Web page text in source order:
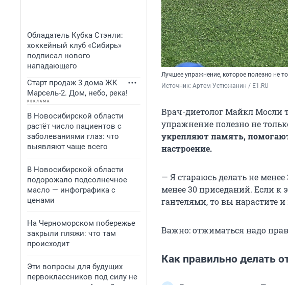
Обладатель Кубка Стэнли:
хоккейный клуб «Сибирь»
подписал нового
нападающего
Старт продаж 3 дома ЖК
Марсель-2. Дом, небо, река!
В Новосибирской области
растёт число пациентов с
заболеваниями глаз: что
выявляют чаще всего
В Новосибирской области
подорожало подсолнечное
масло — инфографика с
ценами
На Черноморском побережье
закрыли пляжи: что там
происходит
Эти вопросы для будущих
первоклассников под силу не
Лучшее упражнение, которое полезно не
Источник: Артем Устюжанин / E1.RU
Врач-диетолог Майкл Мосли
упражнение полезно не
укрепляют память,
настроение.
— Я стараюсь делать не
менее 30 приседаний. Если к
гантелями, то вы нарастите
Важно: отжиматься надо
Как правильно делать